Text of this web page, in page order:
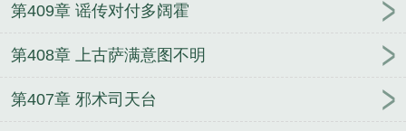
强
第409章 谣传对付多阔霍
第408章 上古萨满意图不明
第407章 邪术司天台